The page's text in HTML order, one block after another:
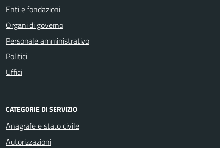
Enti e fondazioni
Organi di governo
Personale amministrativo
Politici
Uffici
CATEGORIE DI SERVIZIO
Anagrafe e stato civile
Autorizzazioni